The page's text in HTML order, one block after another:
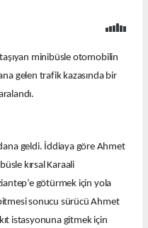
minibüsle otomobilin
gelen trafik kazasında bir
geldi. İddiaya göre Ahmet
kırsal Karaali
götürmek için yola
sonucu sürücü Ahmet
istasyonuna gitmek için